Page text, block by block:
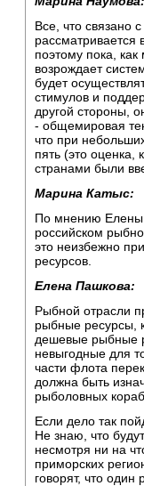
Все, что связано
рассматривается
поэтому пока,
возрождает
будет
стимулов и
другой стороны,
- общемировая
что при
пять (это оценка,
странами были
Марина Катыс:
По мнению Елены
российском
это неизбежно
ресурсов.
Елена Пашкова:
Рыбной отрасли
рыбные ресурсы,
дешевые рыбные
невыгодные для
части флота
должна быть
рыболовных
Если дело так
Не знаю, что
несмотря ни на
приморских
говорят, что